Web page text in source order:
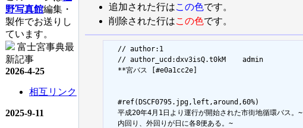
野写真館編集・
製作でお送りし
ています。
富士宮事典最
新記事
2026-4-25
相互リンク
2025-9-11
追加された行はこの色です。
削除された行はこの色です。
  // author:1
  // author_ucd:dxv3isQ.t0kM	admin
  **宮バス [#e0a1cc2e]
  #ref(DSCF0795.jpg,left,around,60%)
  平成20年4月1日より運行が開始された市街地循環バス。~
  内回り、外回りが日に各8便ある。~